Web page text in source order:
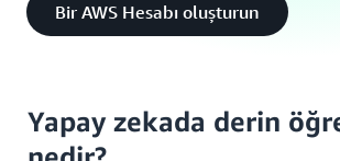
Bir AWS Hesabı oluşturun
Yapay zekada derin